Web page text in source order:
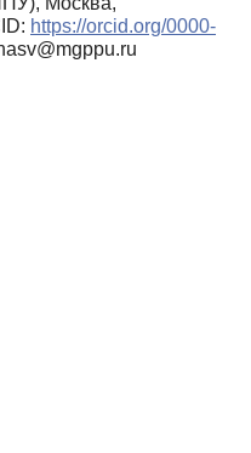
https://orcid.org/0000-